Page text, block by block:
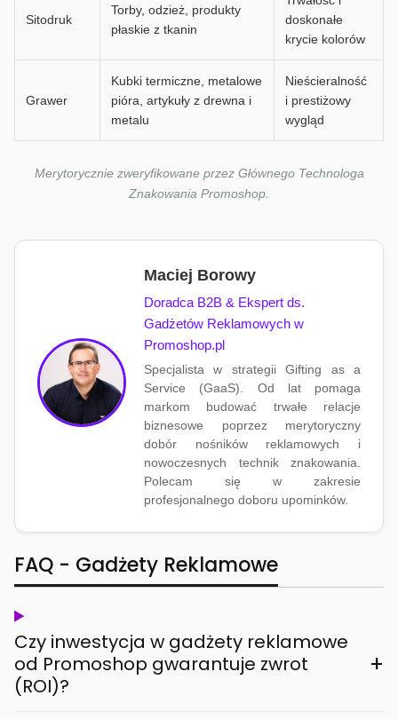
Sitodruk
Torby, odzież, produkty
płaskie z tkanin
doskonałe
krycie kolorów
Grawer
Kubki termiczne, metalowe
pióra, artykuły z drewna i
metalu
Nieścieralność
i prestiżowy
wygląd
Merytorycznie zweryfikowane przez Głównego Technologa
Znakowania Promoshop.
Maciej Borowy
Doradca B2B & Ekspert ds.
Gadżetów Reklamowych w
Promoshop.pl
Specjalista w strategii Gifting as a
Service (GaaS). Od lat pomaga
markom budować trwałe relacje
biznesowe poprzez merytoryczny
dobór nośników reklamowych i
nowoczesnych technik znakowania.
Polecam się w zakresie
profesjonalnego doboru upominków.
FAQ - Gadżety Reklamowe
Czy inwestycja w gadżety reklamowe
od Promoshop gwarantuje zwrot
(ROI)?
+